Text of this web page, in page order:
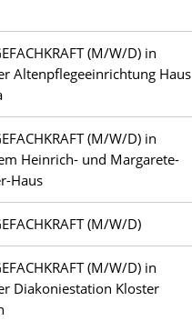
(M/W/D) in
Altenpflegeeinrichtung Haus
(M/W/D) in
Heinrich- und Margarete-
Haus
(M/W/D)
(M/W/D) in
Diakoniestation Kloster